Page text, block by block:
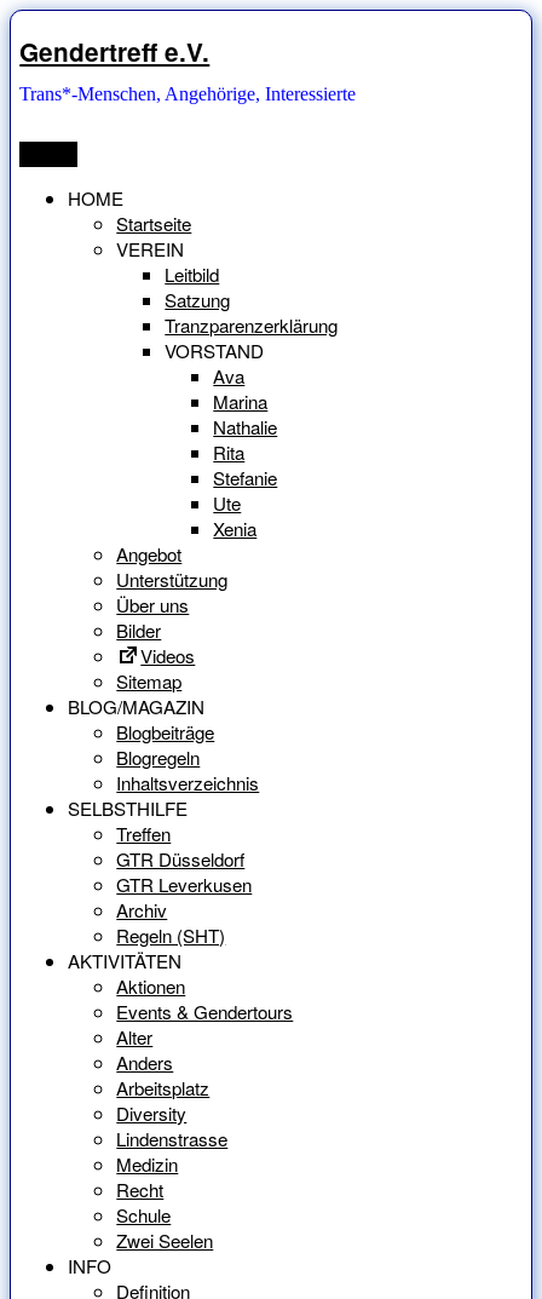
Zum
Inhalt
springen
Gendertreff e.V.
Trans*-Menschen, Angehörige, Interessierte
HOME
Startseite
VEREIN
Leitbild
Satzung
Tranzparenzerklärung
VORSTAND
Ava
Marina
Nathalie
Rita
Stefanie
Ute
Xenia
Angebot
Unterstützung
Über uns
Bilder
Videos
Sitemap
BLOG/MAGAZIN
Blogbeiträge
Blogregeln
Inhaltsverzeichnis
SELBSTHILFE
Treffen
GTR Düsseldorf
GTR Leverkusen
Archiv
Regeln (SHT)
AKTIVITÄTEN
Aktionen
Events & Gendertours
Alter
Anders
Arbeitsplatz
Diversity
Lindenstrasse
Medizin
Recht
Schule
Zwei Seelen
INFO
Definition